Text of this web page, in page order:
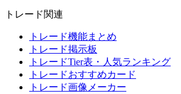
トレード関連
トレード機能まとめ
トレード掲示板
トレードTier表・人気ランキング
トレードおすすめカード
トレード画像メーカー